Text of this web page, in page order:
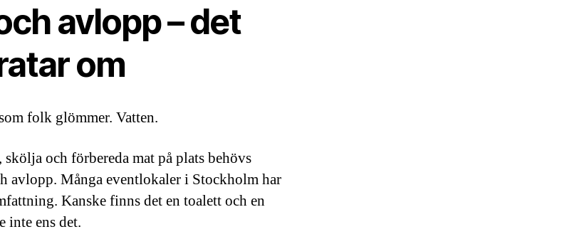
avlopp – det
om
folk glömmer. Vatten.
och förbereda mat på plats behövs
avlopp. Många eventlokaler i Stockholm har
Kanske finns det en toalett och en
inte ens det.